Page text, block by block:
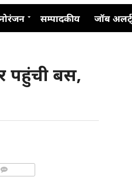
सम्पादकीय जॉब
पहुंची बस,